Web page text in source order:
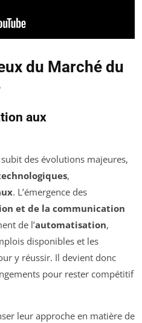
du Marché du
aux
des évolutions majeures,
,
. L’émergence des
et de la communication
de l’automatisation,
disponibles et les
y réussir. Il devient donc
pour rester compétitif
leur approche en matière de